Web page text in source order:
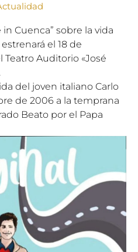
Cuenca” sobre la vida
el 18 de
Auditorio «José
del joven italiano Carlo
de 2006 a la temprana
Beato por el Papa